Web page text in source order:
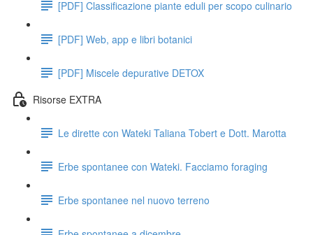
[PDF] Classificazione piante eduli per scopo culinario
[PDF] Web, app e libri botanici
[PDF] Miscele depurative DETOX
Risorse EXTRA
Le dirette con Wateki Taliana Tobert e Dott. Marotta
Erbe spontanee con Wateki. Facciamo foraging
Erbe spontanee nel nuovo terreno